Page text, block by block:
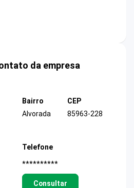
da empresa
Bairro
Alvorada
CEP
85963-228
Telefone
**********
Consultar